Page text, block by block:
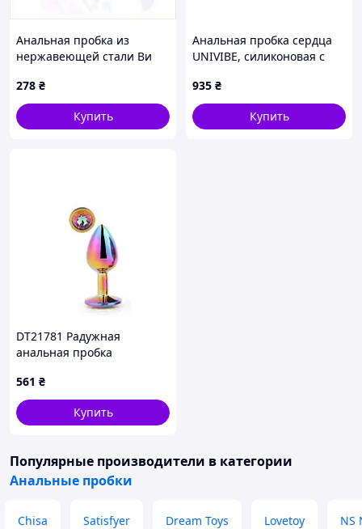
Анальная пробка из
нержавеющей стали Ви
8CP12B4450
278 ₴
Купить
Анальная пробка сердца
UNIVIBE, силиконовая с
см
935 ₴
Купить
DT21781 Радужная
анальная пробка
MULTICOLOUR PLUG SMALL
561 ₴
Купить
Популярные производители в категории
Анальные пробки
Chisa Satisfyer Dream Toys Lovetoy NS